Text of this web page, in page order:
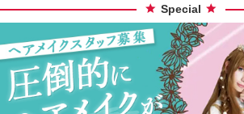
Special